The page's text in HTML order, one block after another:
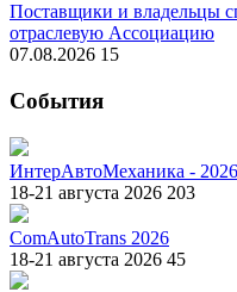
Поставщики и владельцы
отраслевую Ассоциацию
07.08.2026 15
События
ИнтерАвтоМеханика - 2026
18-21 августа 2026 203
ComAutoTrans 2026
18-21 августа 2026 45